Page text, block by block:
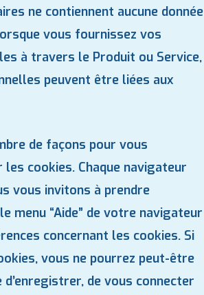
ne contiennent aucune donnée
vous fournissez vos
à travers le Produit ou Service,
peuvent être liées aux
de façons pour vous
cookies. Chaque navigateur
vous invitons à prendre
menu “Aide” de votre navigateur
concernant les cookies. Si
vous ne pourrez peut-être
de vous connecter